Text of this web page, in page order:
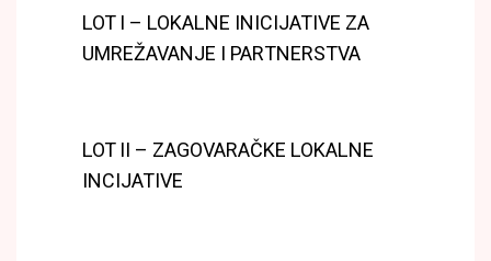
LOT I – LOKALNE INICIJATIVE ZA
UMREŽAVANJE I PARTNERSTVA
LOT II – ZAGOVARAČKE LOKALNE
INCIJATIVE